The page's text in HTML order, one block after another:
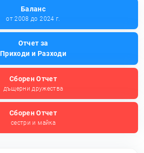
Баланс
от 2008 до 2024 г.
Отчет за
Приходи и Разходи
Сборен Отчет
дъщерни дружества
Сборен Отчет
сестри и майка